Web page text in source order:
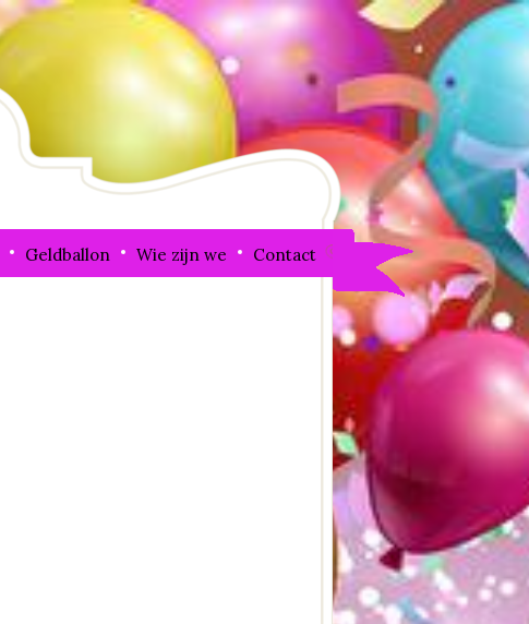
Geldballon Wie zijn we Contact